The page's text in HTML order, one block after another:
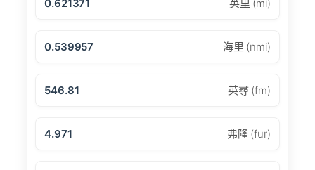
0.621371 英里 (mi)
0.539957 海里 (nmi)
546.81 英尋 (fm)
4.971 弗隆 (fur)